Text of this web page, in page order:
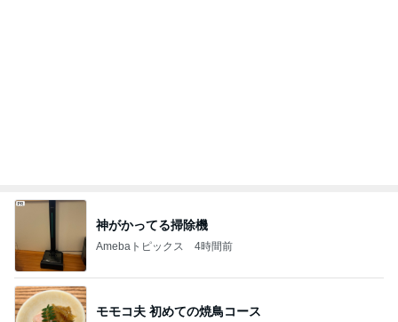
神がかってる掃除機
Amebaトピックス 4時間前
モモコ夫 初めての焼鳥コース